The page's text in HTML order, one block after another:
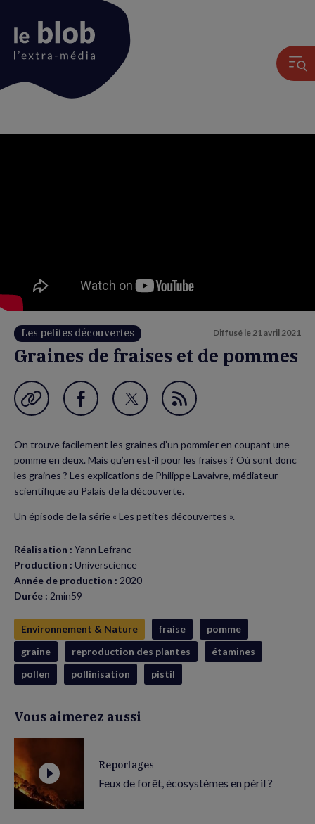
Les petites découvertes Diffusé le 21 avril 2021
Graines de fraises et de pommes
Garder en favori
Partager
Facebook
(nouvelle
fenêtre)
Partager
Twitter
(nouvelle
fenêtre)
Flux
On trouve facilement les graines d’un pommier en coupant une
pomme en deux. Mais qu’en est-il pour les fraises ? Où sont donc
les graines ? Les explications de Philippe Lavaivre, médiateur
scientifique au Palais de la découverte.
Un épisode de la série « Les petites découvertes ».
Réalisation : Yann Lefranc
Production : Universcience
Année de production : 2020
Durée : 2min59
Environnement & Nature fraise
pomme
graine
reproduction des plantes
étamines
pollen
pollinisation pistil
Vous aimerez aussi
Reportages
Feux de forêt, écosystèmes en péril ?